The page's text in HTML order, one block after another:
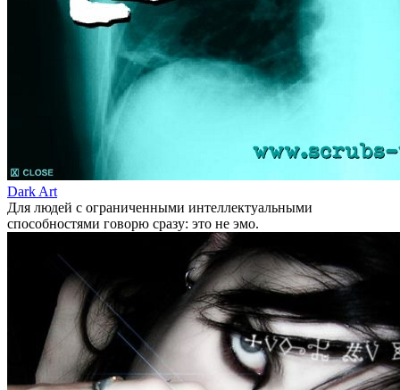
Dark Art
Для людей с ограниченными интеллектуальными
способностями говорю сразу: это не эмо.